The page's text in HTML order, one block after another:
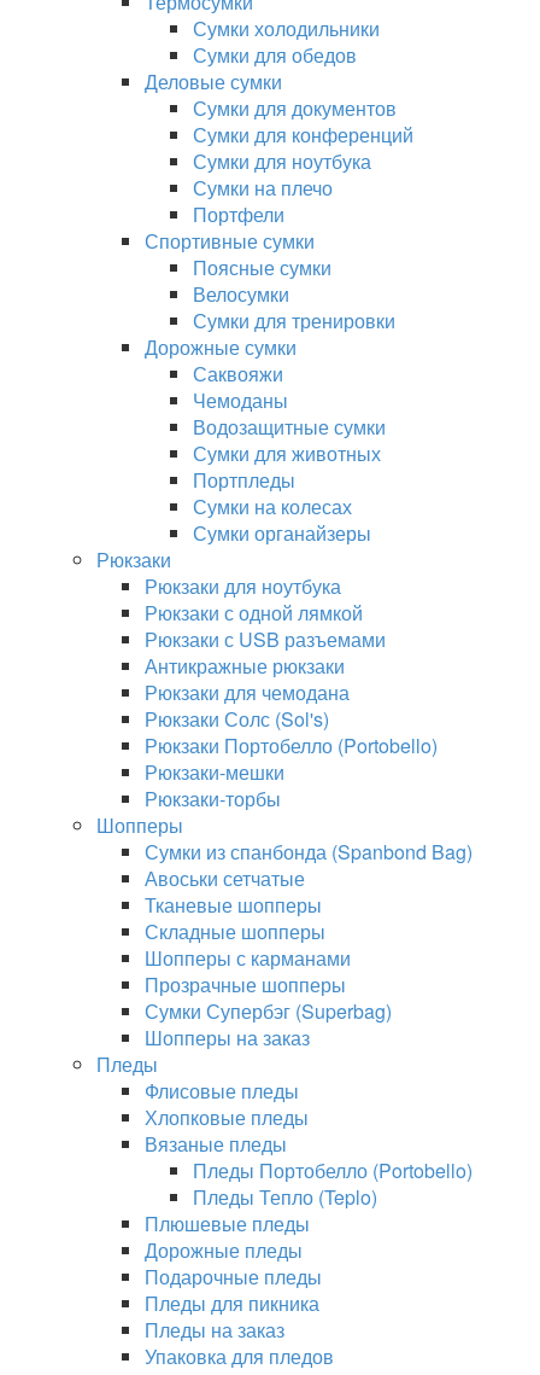
Сумки холодильники
Сумки для обедов
Деловые сумки
Сумки для документов
Сумки для конференций
Сумки для ноутбука
Сумки на плечо
Портфели
Спортивные сумки
Поясные сумки
Велосумки
Сумки для тренировки
Дорожные сумки
Саквояжи
Чемоданы
Водозащитные сумки
Сумки для животных
Портпледы
Сумки на колесах
Сумки органайзеры
Рюкзаки
Рюкзаки для ноутбука
Рюкзаки с одной лямкой
Рюкзаки с USB разъемами
Антикражные рюкзаки
Рюкзаки для чемодана
Рюкзаки Солс (Sol's)
Рюкзаки Портобелло (Portobello)
Рюкзаки-мешки
Рюкзаки-торбы
Шопперы
Сумки из спанбонда (Spanbond Bag)
Авоськи сетчатые
Тканевые шопперы
Складные шопперы
Шопперы с карманами
Прозрачные шопперы
Сумки Супербэг (Superbag)
Шопперы на заказ
Пледы
Флисовые пледы
Хлопковые пледы
Вязаные пледы
Пледы Портобелло (Portobello)
Пледы Тепло (Teplo)
Плюшевые пледы
Дорожные пледы
Подарочные пледы
Пледы для пикника
Пледы на заказ
Упаковка для пледов